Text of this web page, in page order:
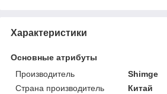
Характеристики
Основные атрибуты
Производитель
Shimge
Страна производитель
Китай